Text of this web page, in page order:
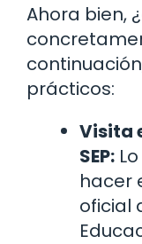
Ahora bien,
prácticos:
Visita
SEP:
hacer
oficial